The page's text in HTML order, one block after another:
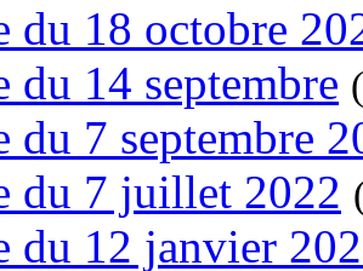
du 18 octobre
du 14 septembre (
du 7 septembre
du 7 juillet 2022
du 12 janvier